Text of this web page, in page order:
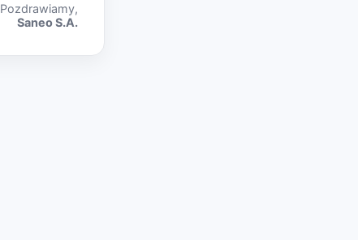
Pozdrawiamy,
Saneo S.A.